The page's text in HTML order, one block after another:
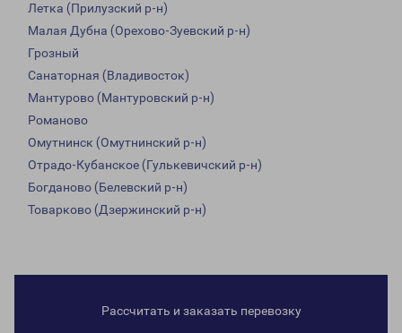
Летка (Прилузский р-н)
Малая Дубна (Орехово-Зуевский р-н)
Грозный
Санаторная (Владивосток)
Мантурово (Мантуровский р-н)
Романово
Омутнинск (Омутнинский р-н)
Отрадо-Кубанское (Гулькевичский р-н)
Богданово (Белевский р-н)
Товарково (Дзержинский р-н)
Рассчитать и заказать перевозку